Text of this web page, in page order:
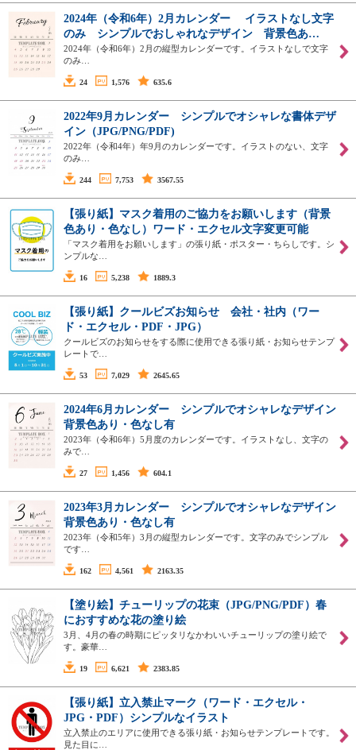
2024年（令和6年）2月カレンダー イラストなし文字
のみ シンプルでおしゃれなデザイン 背景色あ…
2024年（令和6年）2月の縦型カレンダーです。イラストなしで文字
のみ…
24 1,576 635.6
2022年9月カレンダー シンプルでオシャレな書体デザ
イン（JPG/PNG/PDF)
2022年（令和4年）年9月のカレンダーです。イラストのない、文字
のみ…
244 7,753 3567.55
【張り紙】マスク着用のご協力をお願いします（背景
色あり・色なし）ワード・エクセル文字変更可能
「マスク着用をお願いします」の張り紙・ポスター・ちらしです。シ
ンプルな…
16 5,238 1889.3
【張り紙】クールビズお知らせ 会社・社内（ワー
ド・エクセル・PDF・JPG）
クールビズのお知らせをする際に使用できる張り紙・お知らせテンプ
レートで…
53 7,029 2645.65
2024年6月カレンダー シンプルでオシャレなデザイン
背景色あり・色なし有
2023年（令和6年）5月度のカレンダーです。イラストなし、文字の
みで…
27 1,456 604.1
2023年3月カレンダー シンプルでオシャレなデザイン
背景色あり・色なし有
2023年（令和5年）3月の縦型カレンダーです。文字のみでシンプル
です…
162 4,561 2163.35
【塗り絵】チューリップの花束（JPG/PNG/PDF）春
におすすめな花の塗り絵
3月、4月の春の時期にピッタリなかわいいチューリップの塗り絵で
す。豪華…
19 6,621 2383.85
【張り紙】立入禁止マーク（ワード・エクセル・
JPG・PDF）シンプルなイラスト
立入禁止のエリアに使用できる張り紙・お知らせテンプレートです。
見た目に…